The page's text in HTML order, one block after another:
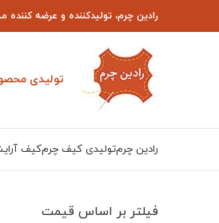
رادین چرم، تولیدکننده و عرضه
تولیدی
رادین چرمتولیدی کیف چرمکیف
فیلتر بر اساس قیمت